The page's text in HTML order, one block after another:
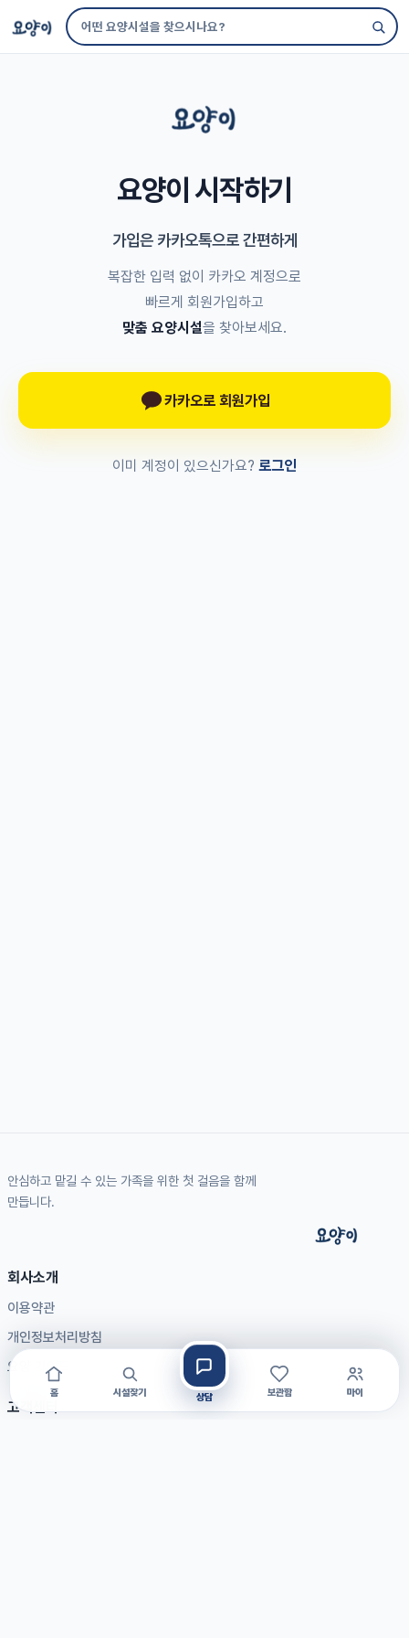
요양이 시작하기
가입은 카카오톡으로 간편하게
복잡한 입력 없이 카카오 계정으로
빠르게 회원가입하고
맞춤 요양시설을 찾아보세요.
카카오로 회원가입
이미 계정이 있으신가요? 로그인
안심하고 맡길 수 있는 가족을 위한 첫 걸음을 함께
만듭니다.
회사소개
이용약관
개인정보처리방침
요양 가이드
고객센터
홈 시설찾기 상담 보관함 마이